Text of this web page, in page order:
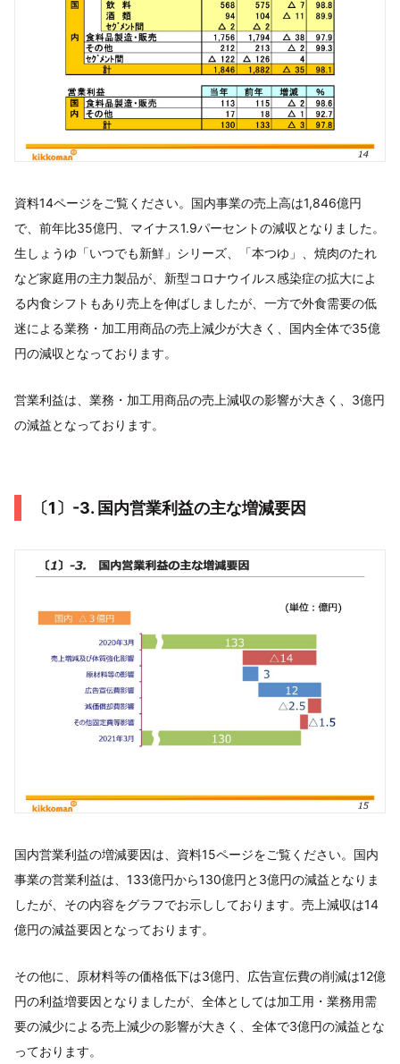
資料14ページをご覧ください。国内事業の売上高は1,846億円
で、前年比35億円、マイナス1.9パーセントの減収となりました。
生しょうゆ「いつでも新鮮」シリーズ、「本つゆ」、焼肉のたれ
など家庭用の主力製品が、新型コロナウイルス感染症の拡大によ
る内食シフトもあり売上を伸ばしましたが、一方で外食需要の低
迷による業務・加工用商品の売上減少が大きく、国内全体で35億
円の減収となっております。
営業利益は、業務・加工用商品の売上減収の影響が大きく、3億円
の減益となっております。
〔1〕-3. 国内営業利益の主な増減要因
国内営業利益の増減要因は、資料15ページをご覧ください。国内
事業の営業利益は、133億円から130億円と3億円の減益となりま
したが、その内容をグラフでお示ししております。売上減収は14
億円の減益要因となっております。
その他に、原材料等の価格低下は3億円、広告宣伝費の削減は12億
円の利益増要因となりましたが、全体としては加工用・業務用需
要の減少による売上減少の影響が大きく、全体で3億円の減益とな
っております。